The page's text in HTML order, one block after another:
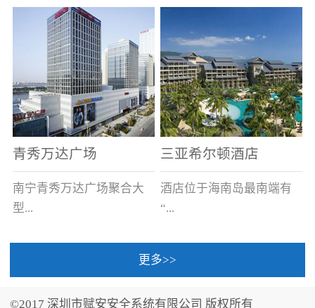
青秀万达广场
南宁青秀万达广场聚合大
型...
三亚希尔顿酒店
酒店位于海南岛最南端有
“...
中国的海岛天堂”之美称的
更多>>
©2017 深圳市赋安安全系统有限公司 版权所有